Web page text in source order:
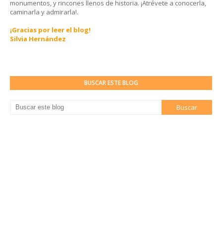
monumentos, y rincones llenos de historia. ¡Atrévete a conocerla,
caminarla y admirarla!.
¡Gracias por leer el blog!
Silvia Hernández
BUSCAR ESTE BLOG